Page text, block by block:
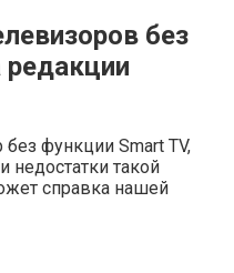
без
функции Smart TV,
недостатки такой
справка нашей